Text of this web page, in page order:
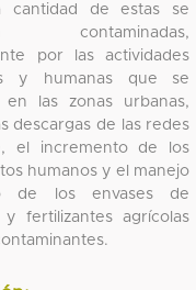
cantidad de estas se
contaminadas,
por las actividades
y humanas que se
en las zonas urbanas,
descargas de las redes
el incremento de los
humanos y el manejo
de los envases de
y fertilizantes agrícolas